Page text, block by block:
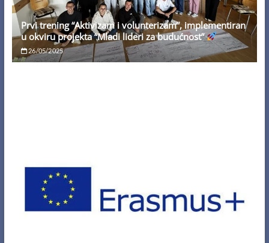
Prvi trening “Aktivizam i volunterizam”, implementiran
u okviru projekta “Mladi lideri za budućnost”
26/05/2025